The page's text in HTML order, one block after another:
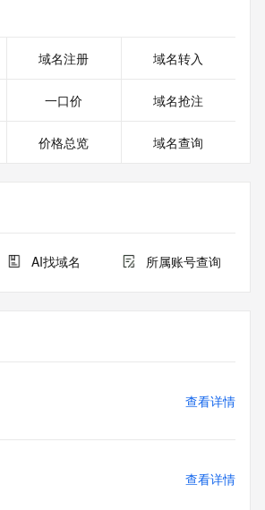
域名注册 域名转入
一口价 域名抢注
价格总览 域名查询
AI找域名 所属账号查询
查看详情
查看详情